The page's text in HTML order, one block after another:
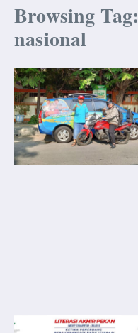
Browsing
nasional